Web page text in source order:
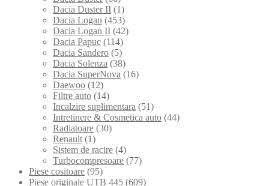
Dacia Duster II (1)
Dacia Logan (453)
Dacia Logan II (42)
Dacia Papuc (114)
Dacia Sandero (5)
Dacia Solenza (38)
Dacia SuperNova (16)
Daewoo (12)
Filtre auto (14)
Incalzire suplimentara (51)
Intretinere & Cosmetica auto (44)
Radiatoare (30)
Renault (1)
Sistem de racire (4)
Turbocompresoare (77)
Piese cositoare (95)
Piese originale UTB 445 (609)